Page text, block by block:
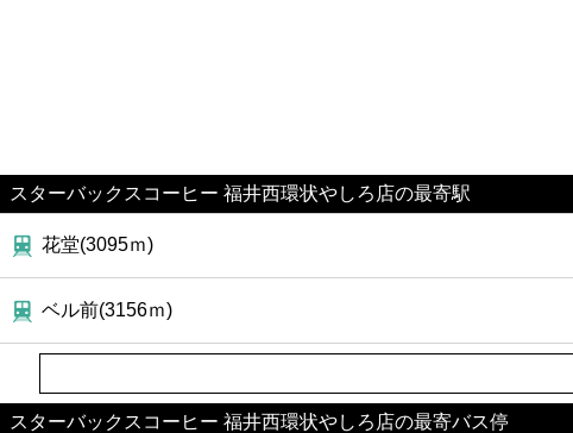
スターバックスコーヒー 福井西環状やしろ店の最寄駅
花堂(3095ｍ)
ベル前(3156ｍ)
スターバックスコーヒー 福井西環状やしろ店の最寄バス停